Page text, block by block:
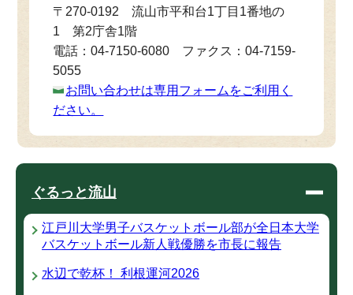
〒270-0192 流山市平和台1丁目1番地の
1 第2庁舎1階
電話：04-7150-6080 ファクス：04-7159-
5055
お問い合わせは専用フォームをご利用く
ださい。
ぐるっと流山
江戸川大学男子バスケットボール部が全日本大学
バスケットボール新人戦優勝を市長に報告
水辺で乾杯！ 利根運河2026